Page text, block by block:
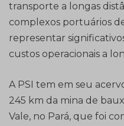
transporte a longas
complexos portuários
representar
custos operacionais a
A PSI tem em seu
245 km da mina de
Vale, no Pará, que foi